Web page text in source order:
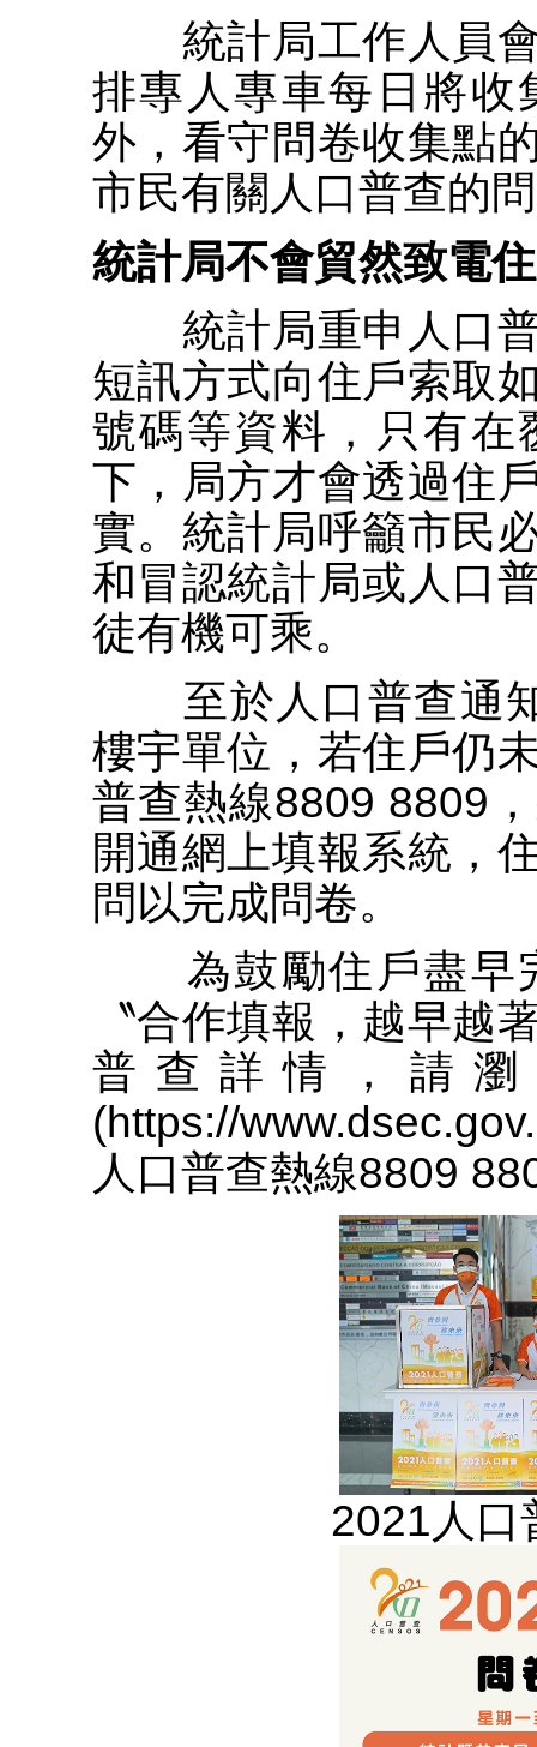
統計局工作人員會
排專人專車每日將收
外，看守問卷收集點
市民有關人口普查的
統計局不會貿然致電
統計局重申人口普
短訊方式向住戶索取
號碼等資料，只有在
下，局方才會透過住
實。統計局呼籲市民
和冒認統計局或人口
徒有機可乘。
至於人口普查通知
樓宇單位，若住戶仍
普查熱線8809 8809
開通網上填報系統，
問以完成問卷。
為鼓勵住戶盡早
〝合作填報，越早越
普查詳情，請
(https://
人口普查熱線8809
2021人口